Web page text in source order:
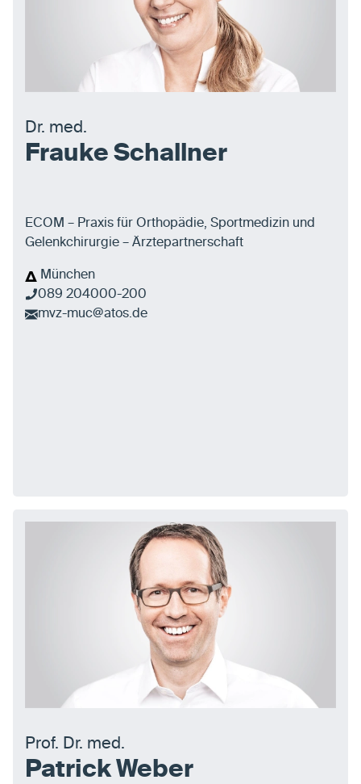
Dr. med.
Frauke Schallner
ECOM – Praxis für Orthopädie, Sportmedizin und
Gelenkchirurgie – Ärztepartnerschaft
München
089 204000-200
mvz-muc@atos.de
Prof. Dr. med.
Patrick Weber